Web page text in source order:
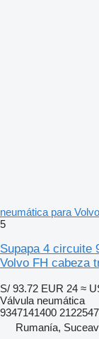
neumática para
5
Supapa 4 circuite
Volvo FH cabeza
S/ 93.72 EUR 24 ≈
Válvula neumática
9347141400
Rumanía,